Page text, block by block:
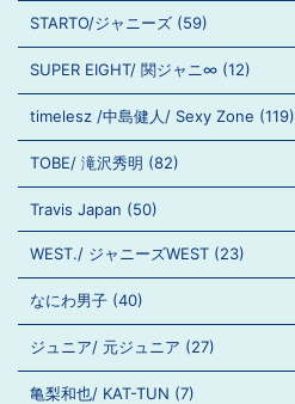
STARTO/ジャニーズ (59)
SUPER EIGHT/ 関ジャニ∞ (12)
timelesz /中島健人/ Sexy Zone (119)
TOBE/ 滝沢秀明 (82)
Travis Japan (50)
WEST./ ジャニーズWEST (23)
なにわ男子 (40)
ジュニア/ 元ジュニア (27)
亀梨和也/ KAT-TUN (7)